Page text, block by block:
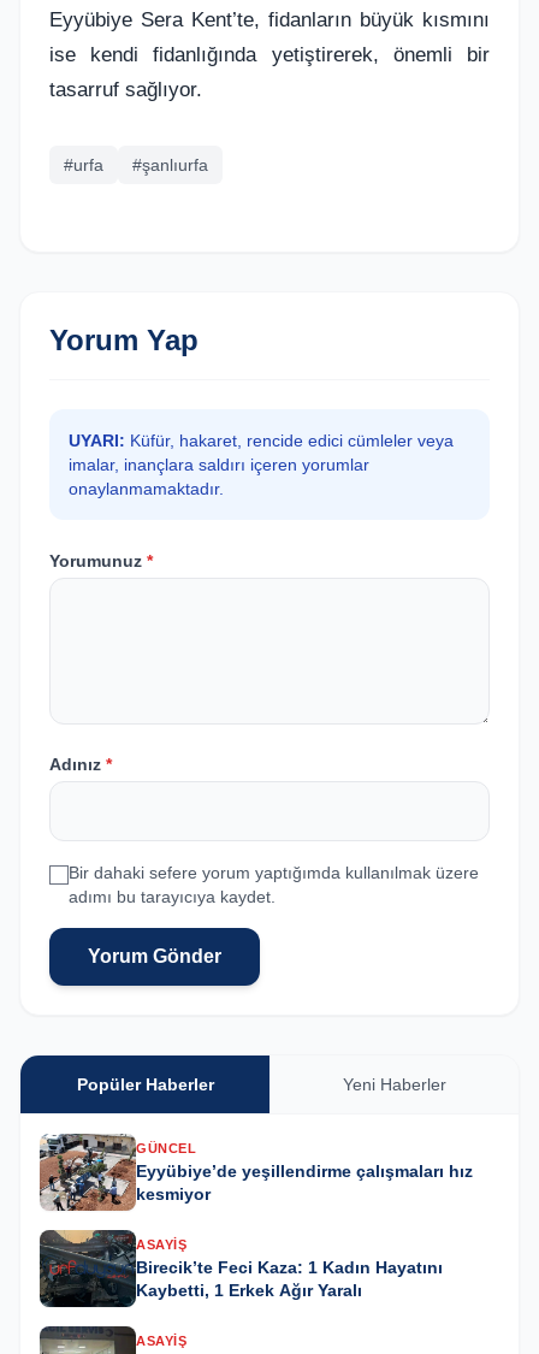
Eyyübiye Sera Kent’te, fidanların büyük kısmını
ise kendi fidanlığında yetiştirerek, önemli bir
tasarruf sağlıyor.
#urfa #şanlıurfa
Yorum Yap
UYARI: Küfür, hakaret, rencide edici cümleler veya
imalar, inançlara saldırı içeren yorumlar
onaylanmamaktadır.
Yorumunuz *
Adınız *
Bir dahaki sefere yorum yaptığımda kullanılmak üzere
adımı bu tarayıcıya kaydet.
Yorum Gönder
Popüler Haberler Yeni Haberler
GÜNCEL
Eyyübiye’de yeşillendirme çalışmaları hız
kesmiyor
ASAYIŞ
Birecik’te Feci Kaza: 1 Kadın Hayatını
Kaybetti, 1 Erkek Ağır Yaralı
ASAYIŞ